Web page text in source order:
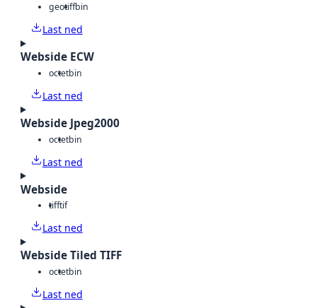
geotiffbin
Last ned
Webside ECW
octetbin
Last ned
Webside Jpeg2000
octetbin
Last ned
Webside
tifftif
Last ned
Webside Tiled TIFF
octetbin
Last ned